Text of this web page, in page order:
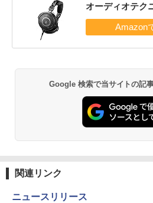
オーディオテク
Google 検索で当サイトの記
関連リンク
ニュースリリース